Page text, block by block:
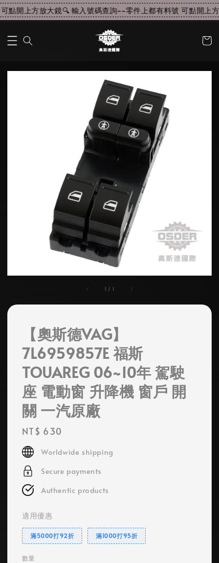
點開上方放大鏡🔍 輸入號碼查詢~~零件上都有料號 可點開上
1 / 1
【奧斯德VAG】
7L6959857E 福斯
TOUAREG 06~10年 駕駛
座 電動窗 升降機 窗戶 開
關 一汽原廠
Regular
price
NT$ 630
Worldwide shipping
Secure payments
Authentic products
適用優惠
滿5000打92折 滿1000打95折
數量